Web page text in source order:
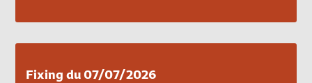
Fixing du 07/07/2026